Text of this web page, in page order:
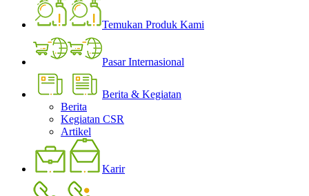
Temukan Produk Kami
Pasar Internasional
Berita & Kegiatan
Berita
Kegiatan CSR
Artikel
Karir